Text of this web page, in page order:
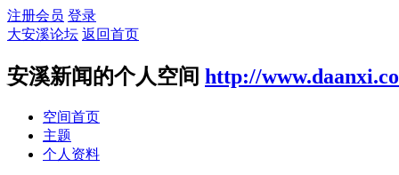
注册会员 登录
大安溪论坛 返回首页
安溪新闻的个人空间 http://
空间首页
主题
个人资料